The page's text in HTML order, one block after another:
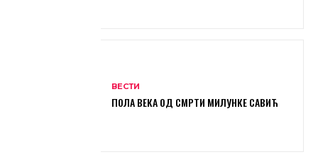
ВЕСТИ
ПОЛА ВЕКА ОД СМРТИ МИЛУНКЕ САВИЋ